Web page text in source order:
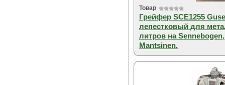
Товар
Грейфер SCE1255
лепестковый для
литров на
Mantsinen.